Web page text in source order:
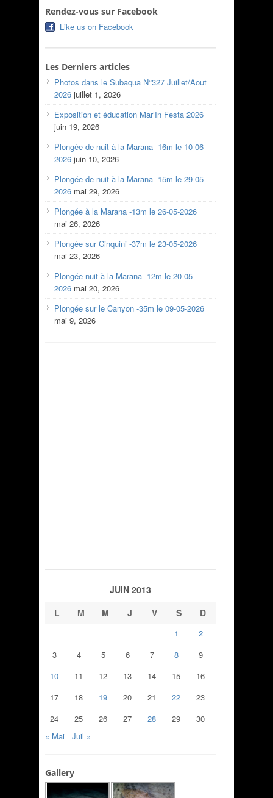
Rendez-vous sur Facebook
Like us on Facebook
Les Derniers articles
Photos dans le Subaqua N°327 Juillet/Aout
2026 juillet 1, 2026
Exposition et éducation Mar’In Festa 2026
juin 19, 2026
Plongée de nuit à la Marana -16m le 10-06-
2026 juin 10, 2026
Plongée de nuit à la Marana -15m le 29-05-
2026 mai 29, 2026
Plongée à la Marana -13m le 26-05-2026
mai 26, 2026
Plongée sur Cinquini -37m le 23-05-2026
mai 23, 2026
Plongée nuit à la Marana -12m le 20-05-
2026 mai 20, 2026
Plongée sur le Canyon -35m le 09-05-2026
mai 9, 2026
JUIN 2013
L
M M J V S D
1
2
3
4 5 6 7 8
9
10
11 12 13 14 15
16
17
18 19 20 21 22
23
24
25 26 27 28 29
30
« Mai
Juil »
Gallery